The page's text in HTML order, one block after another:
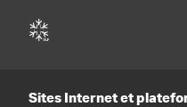
Sites Internet et